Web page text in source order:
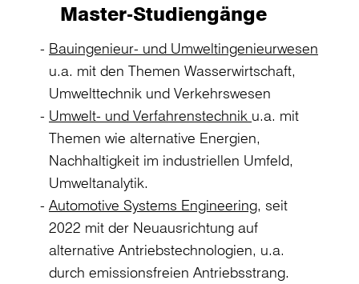
Master-Studiengänge
Bauingenieur- und Umweltingenieurwesen
u.a. mit den Themen Wasserwirtschaft,
Umwelttechnik und Verkehrswesen
Umwelt- und Verfahrenstechnik u.a. mit
Themen wie alternative Energien,
Nachhaltigkeit im industriellen Umfeld,
Umweltanalytik.
Automotive Systems Engineering, seit
2022 mit der Neuausrichtung auf
alternative Antriebstechnologien, u.a.
durch emissionsfreien Antriebsstrang.